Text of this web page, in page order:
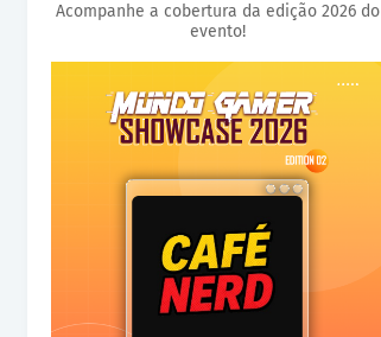
Acompanhe a cobertura da edição 2026 do
evento!